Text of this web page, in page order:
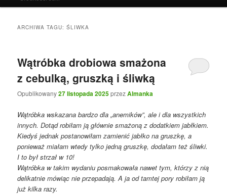
ARCHIWA TAGU:ŚLIWKA
Wątróbka drobiowa smażona
z cebulką, gruszką i śliwką
Opublikowany27 listopada 2025przezAlmanka
Wątróbka wskazana bardzo dla „anemików”, ale i dla wszystkich
innych. Dotąd robiłam ją głównie smażoną z dodatkiem jabłkiem.
Kiedyś jednak postanowiłam zamienić jabłko na gruszkę, a
ponieważ miałam wtedy tylko jedną gruszkę, dodałam też śliwki.
I to był strzał w 10!
Wątróbka w takim wydaniu posmakowała nawet tym, którzy z nią
delikatnie mówiąc nie przepadają. A ja od tamtej pory robiłam ją
już kilka razy.